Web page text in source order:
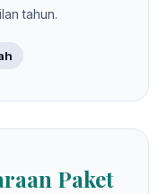
tahun.
Paket